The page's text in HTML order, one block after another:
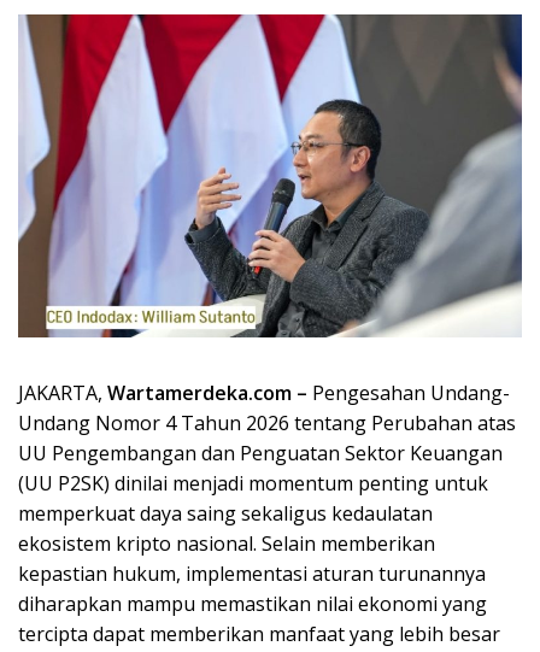
JAKARTA, Wartamerdeka.com – Pengesahan Undang-
Undang Nomor 4 Tahun 2026 tentang Perubahan atas
UU Pengembangan dan Penguatan Sektor Keuangan
(UU P2SK) dinilai menjadi momentum penting untuk
memperkuat daya saing sekaligus kedaulatan
ekosistem kripto nasional. Selain memberikan
kepastian hukum, implementasi aturan turunannya
diharapkan mampu memastikan nilai ekonomi yang
tercipta dapat memberikan manfaat yang lebih besar